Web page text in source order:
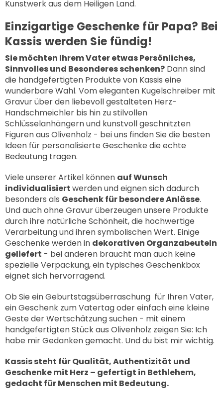
Kunstwerk aus dem Heiligen Land.
Einzigartige Geschenke für Papa? Bei
Kassis werden Sie fündig!
Sie möchten Ihrem Vater etwas Persönliches,
Sinnvolles und Besonderes schenken? Dann sind
die handgefertigten Produkte von Kassis eine
wunderbare Wahl. Vom eleganten Kugelschreiber mit
Gravurüber den liebevoll gestalteten Herz-
Handschmeichler bis hin zu stilvollen
Schlüsselanhängernund kunstvoll geschnitzten
Figuren aus Olivenholz - bei uns finden Sie die besten
Ideen für personalisierte Geschenke die echte
Bedeutung tragen.
Viele unserer Artikel können auf Wunsch
individualisiertwerden und eignen sich dadurch
besonders als Geschenk für besondere Anlässe.
Und auch ohne Gravur überzeugen unsere Produkte
durch ihre natürliche Schönheit, die hochwertige
Verarbeitung und ihren symbolischen Wert. Einige
Geschenke werden in dekorativen Organzabeuteln
geliefert - bei anderen braucht man auch keine
spezielle Verpackung, ein typisches Geschenkbox
eignet sich hervorragend.
Ob Sie ein Geburtstagsüberraschung für Ihren Vater,
ein Geschenk zum Vatertag oder einfach eine kleine
Geste der Wertschätzung suchen - mit einem
handgefertigten Stück aus Olivenholz zeigen Sie: Ich
habe mir Gedanken gemacht. Und du bist mir wichtig.
Kassis steht für Qualität, Authentizität und
Geschenke mit Herz – gefertigt in Bethlehem,
gedacht für Menschen mit Bedeutung.